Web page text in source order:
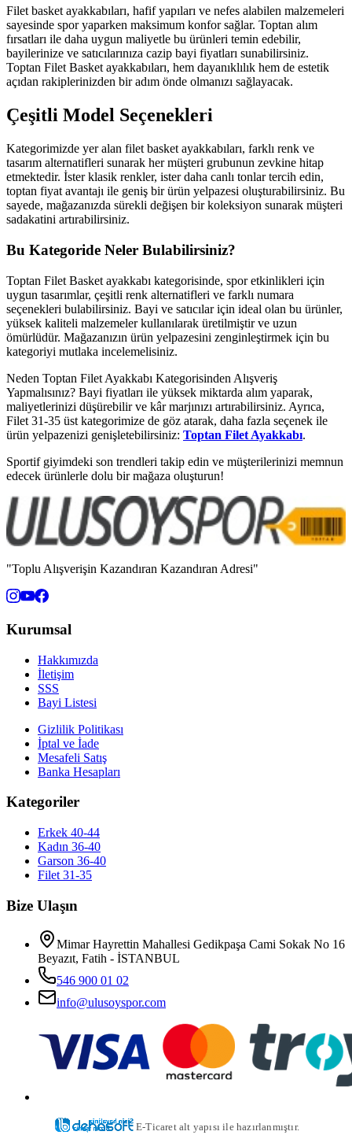
Filet basket ayakkabıları, hafif yapıları ve nefes alabilen malzemeleri
sayesinde spor yaparken maksimum konfor sağlar. Toptan alım
fırsatları ile daha uygun maliyetle bu ürünleri temin edebilir,
bayilerinize ve satıcılarınıza cazip bayi fiyatları sunabilirsiniz.
Toptan Filet Basket ayakkabıları, hem dayanıklılık hem de estetik
açıdan rakiplerinizden bir adım önde olmanızı sağlayacak.
Çeşitli Model Seçenekleri
Kategorimizde yer alan filet basket ayakkabıları, farklı renk ve
tasarım alternatifleri sunarak her müşteri grubunun zevkine hitap
etmektedir. İster klasik renkler, ister daha canlı tonlar tercih edin,
toptan fiyat avantajı ile geniş bir ürün yelpazesi oluşturabilirsiniz. Bu
sayede, mağazanızda sürekli değişen bir koleksiyon sunarak müşteri
sadakatini artırabilirsiniz.
Bu Kategoride Neler Bulabilirsiniz?
Toptan Filet Basket ayakkabı kategorisinde, spor etkinlikleri için
uygun tasarımlar, çeşitli renk alternatifleri ve farklı numara
seçenekleri bulabilirsiniz. Bayi ve satıcılar için ideal olan bu ürünler,
yüksek kaliteli malzemeler kullanılarak üretilmiştir ve uzun
ömürlüdür. Mağazanızın ürün yelpazesini zenginleştirmek için bu
kategoriyi mutlaka incelemelisiniz.
Neden Toptan Filet Ayakkabı Kategorisinden Alışveriş
Yapmalısınız? Bayi fiyatları ile yüksek miktarda alım yaparak,
maliyetlerinizi düşürebilir ve kâr marjınızı artırabilirsiniz. Ayrıca,
Filet 31-35 üst kategorimize de göz atarak, daha fazla seçenek ile
ürün yelpazenizi genişletebilirsiniz: Toptan Filet Ayakkabı.
Sportif giyimdeki son trendleri takip edin ve müşterilerinizi memnun
edecek ürünlerle dolu bir mağaza oluşturun!
"Toplu Alışverişin Kazandıran Kazandıran Adresi"
Kurumsal
Hakkımızda
İletişim
SSS
Bayi Listesi
Gizlilik Politikası
İptal ve İade
Mesafeli Satış
Banka Hesapları
Kategoriler
Erkek 40-44
Kadın 36-40
Garson 36-40
Filet 31-35
Bize Ulaşın
Mimar Hayrettin Mahallesi Gedikpaşa Cami Sokak No 16
Beyazıt, Fatih - İSTANBUL
546 900 01 02
info@ulusoyspor.com
E-Ticaret alt yapısı ile hazırlanmıştır.